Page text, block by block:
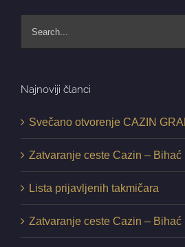
Najnoviji članci
Svečano otvorenje CAZIN
Zatvaranje ceste Cazin – Bihać
Lista prijavljenih takmičara
Zatvaranje ceste Cazin – Bihać